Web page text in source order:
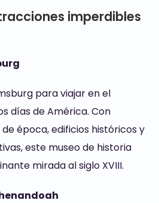
imperdibles
para viajar en el
días de América. Con
época, edificios históricos y
este museo de historia
mirada al siglo XVIII.